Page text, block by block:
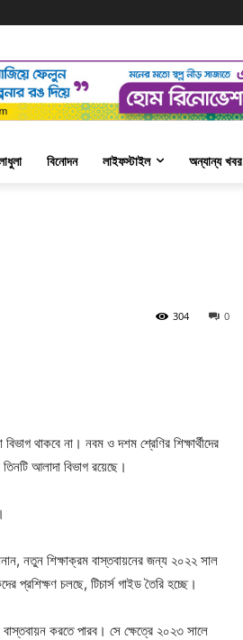
বিনোদন লাইফস্টাইল অন্যান্য খবর
0
304
থাকবে না। নবম ও দশম শ্রেণির শিক্ষার্থীদের
আলাদা বিভাগ রয়েছে।
নতুন শিক্ষাক্রম বাস্তবায়নের জন্য ২০২২ সাল
প্রশিক্ষণ চলছে, টিচার্স গাইড তৈরি হচ্ছে।
করতে পারব। সে ক্ষেত্রে ২০২৩ সালে